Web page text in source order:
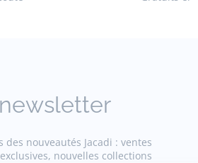
des nouveautés Jacadi : ventes
nouvelles collections